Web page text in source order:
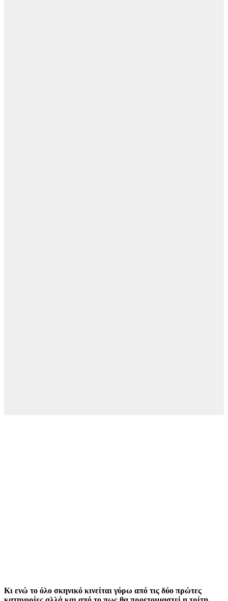
Κι ενώ το όλο σκηνικό κινείται γύρω από τις δύο πρώτες